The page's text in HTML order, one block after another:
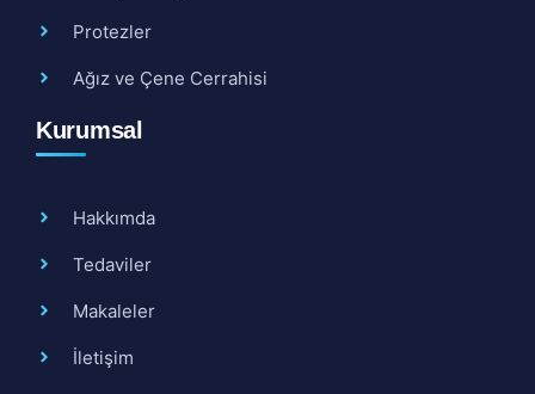
Protezler
Ağız ve Çene Cerrahisi
Kurumsal
Hakkımda
Tedaviler
Makaleler
İletişim